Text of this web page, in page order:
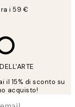
i 59 €
il 15% di sconto su
acquisto!